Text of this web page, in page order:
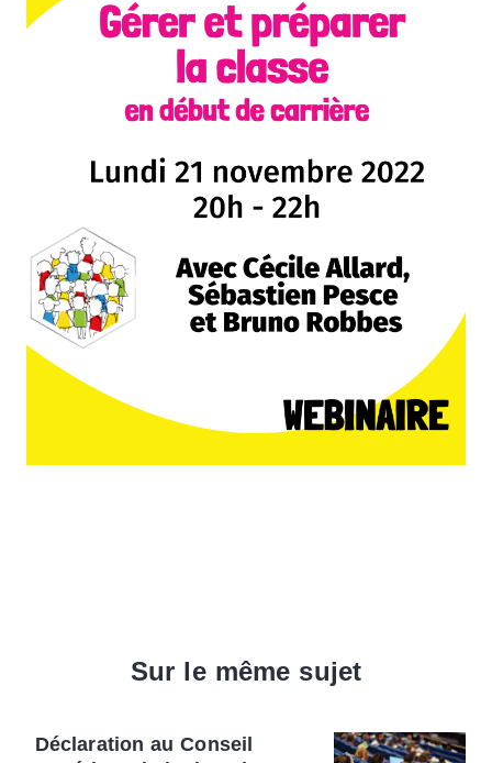
Sur le même sujet
Déclaration au Conseil